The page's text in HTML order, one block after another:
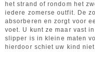
het strand of rondom het
iedere zomerse outfit. De
absorberen en zorgt voor
voet. U kunt ze maar vast
slipper is in kleine maten
hierdoor schiet uw kind